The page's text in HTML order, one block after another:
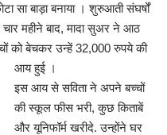
बाड़ा बनाया । शुरुआती संघर्षों
महीने बाद, मादा सुअर ने आठ
को बेचकर उन्हें 32,000 रुपये की
आय हुई ।
इस आय से सविता ने अपने बच्चों
की स्कूल फीस भरी, कुछ किताबें
और यूनिफॉर्म खरीदे. उन्होंने घर